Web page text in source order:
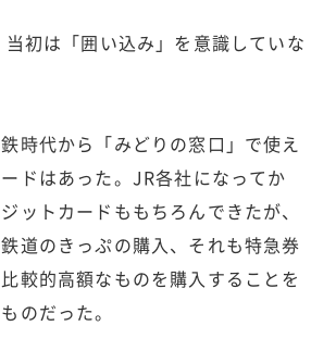
初は「囲い込み」を意識していな
時代から「みどりの窓口」で使え
ドはあった。JR各社になってか
ットカードももちろんできたが、
道のきっぷの購入、それも特急券
較的高額なものを購入することを
のだった。